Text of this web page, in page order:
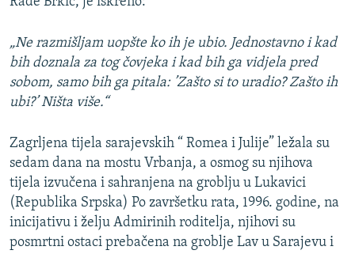
„Ne razmišljam uopšte ko ih je ubio. Jednostavno i kad
bih doznala za tog čovjeka i kad bih ga vidjela pred
sobom, samo bih ga pitala: ’Zašto si to uradio? Zašto ih
ubi?’ Ništa više.“
Zagrljena tijela sarajevskih “ Romea i Julije” ležala su
sedam dana na mostu Vrbanja, a osmog su njihova
tijela izvučena i sahranjena na groblju u Lukavici
(Republika Srpska) Po završetku rata, 1996. godine, na
inicijativu i želju Admirinih roditelja, njihovi su
posmrtni ostaci prebačena na groblje Lav u Sarajevu i